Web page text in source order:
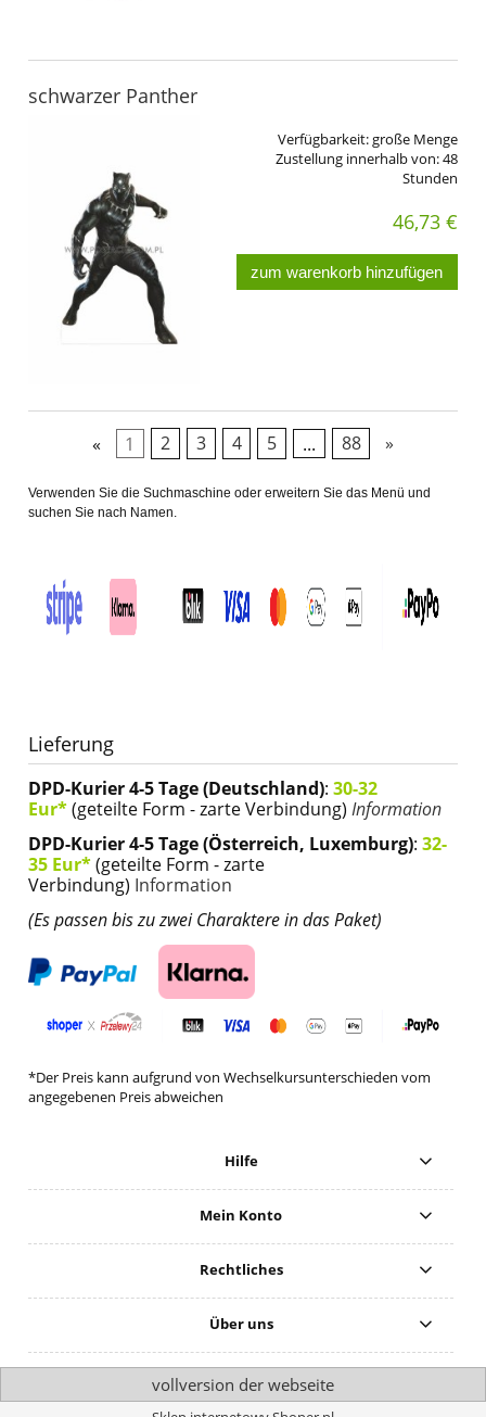
schwarzer Panther
Verfügbarkeit:große Menge
Zustellung innerhalb von:48
Stunden
46,73 €
zum warenkorb hinzufügen
« 1 2 3 4 5 ... 88 »
Verwenden Sie die Suchmaschine oder erweitern Sie das Menü und
suchen Sie nach Namen.
Lieferung
DPD-Kurier 4-5 Tage (Deutschland): 30-32
Eur*(geteilte Form - zarte Verbindung) Information
DPD-Kurier 4-5 Tage (Österreich, Luxemburg): 32-
35 Eur*(geteilte Form - zarte
Verbindung) Information
(Es passen bis zu zwei Charaktere in das Paket)
*Der Preis kann aufgrund von Wechselkursunterschieden vom
angegebenen Preis abweichen
Hilfe
Mein Konto
Rechtliches
Über uns
vollversion der webseite